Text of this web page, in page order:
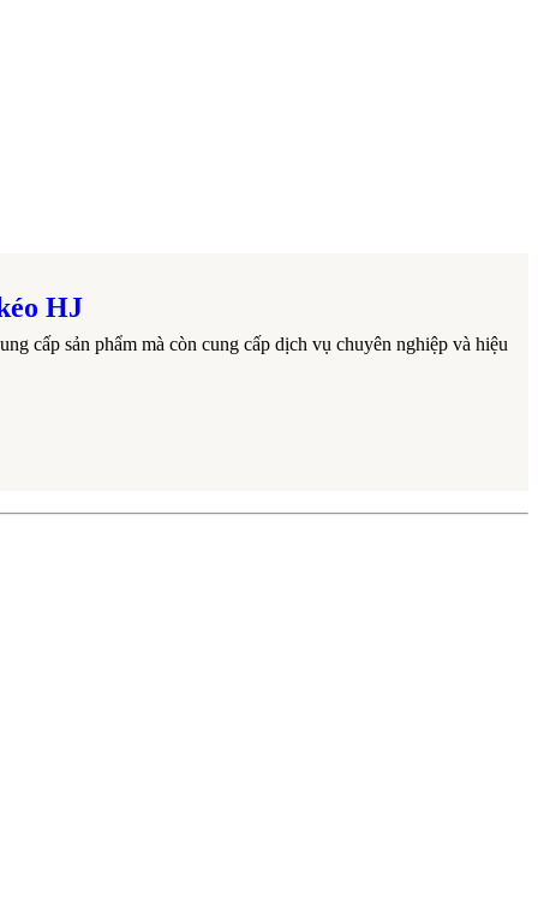
HJ
cấp sản phẩm mà còn cung cấp dịch vụ chuyên nghiệp và hiệu